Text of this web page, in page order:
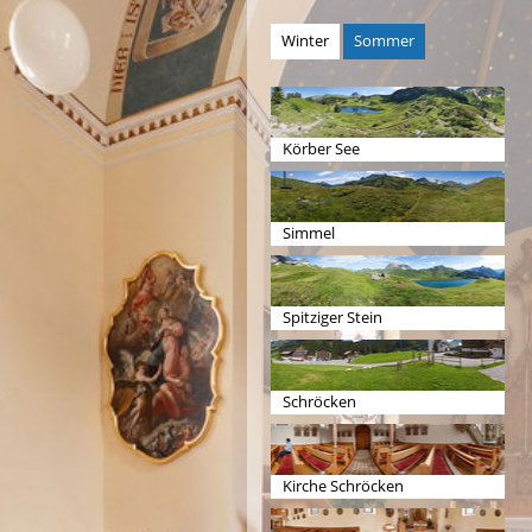
Winter Sommer
Körber See
Simmel
Spitziger Stein
Schröcken
Kirche Schröcken